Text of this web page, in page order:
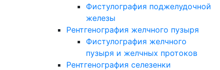
Фистулография поджелудочной
железы
Рентгенография желчного пузыря
Фистулография желчного
пузыря и желчных протоков
Рентгенография селезенки